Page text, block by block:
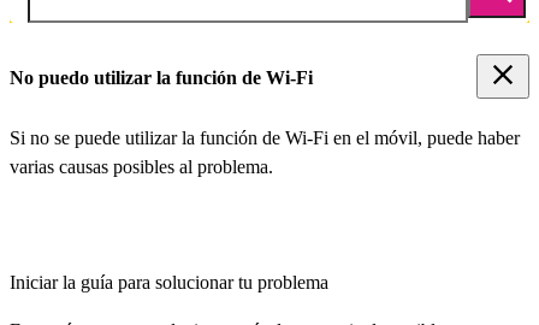
No puedo utilizar la función de Wi-Fi
Si no se puede utilizar la función de Wi-Fi en el móvil, puede haber
varias causas posibles al problema.
Iniciar la guía para solucionar tu problema